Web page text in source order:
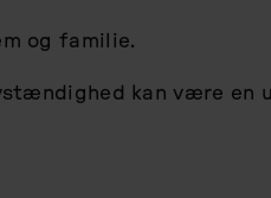
og familie.
kan være en